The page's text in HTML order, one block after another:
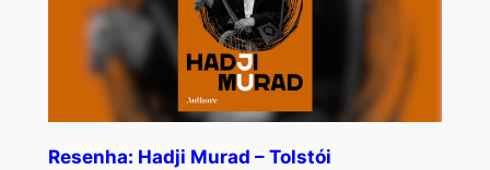
Resenha: Hadji Murad – Tolstói